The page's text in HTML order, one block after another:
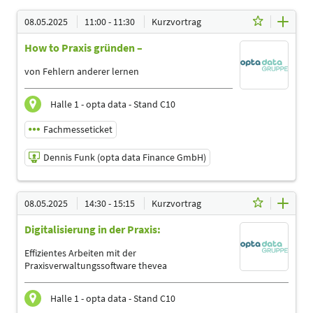
08.05.2025 11:00 - 11:30 Kurzvortrag
How to Praxis gründen –
von Fehlern anderer lernen
Halle 1 - opta data - Stand C10
Fachmesseticket
Dennis Funk (opta data Finance GmbH)
08.05.2025 | 11:00 - 11:30
Dennis Funk (opta data Finance GmbH)
Referent
Sprache
Deutsch
Themen
Ergotherapeuten | Logopäden, Sprachtherapeuten |
08.05.2025 14:30 - 15:15 Kurzvortrag
Digitalisierung in der Praxis:
Effizientes Arbeiten mit der
Praxisverwaltungssoftware thevea
Halle 1 - opta data - Stand C10